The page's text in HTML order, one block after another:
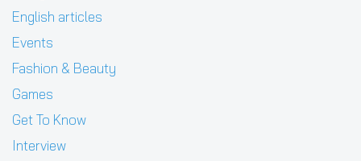
English articles
Events
Fashion & Beauty
Games
Get To Know
Interview